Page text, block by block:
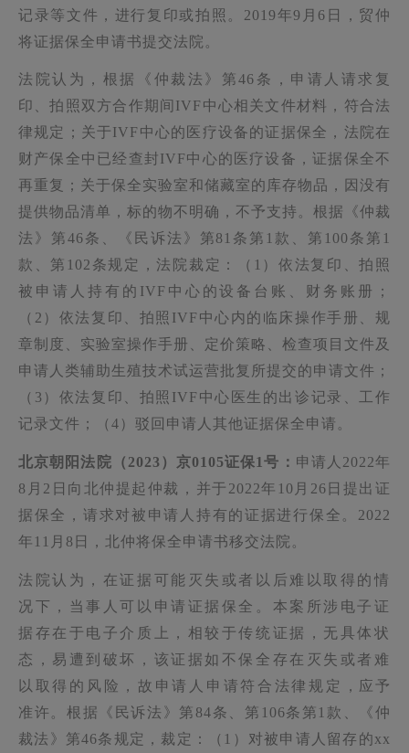
记录等文件，进行复印或拍照。 2019年9 月 6 日，贸仲
将证据保全申请书提交法院。
法院认为，根据《仲裁法》第46 条，申请人请求复
印、拍照双方合作期间 IVF 中心相关文件材料，符合法
律规定；关于IVF 中心的医疗设备的证据保全，法院在
财产保全中已经查封IVF中心的医疗设备，证据保全不
再重复；关于保全实验室和储藏室的库存物品，因没有
提供物品清单，标的物不明确，不予支持。根据《仲裁
法》第46条、《民诉法》第81 条第 1 款、第 100 条第 1
款、第 102 条规定，法院裁定：（ 1 ）依法复印、拍照
被申请人持有的 IVF 中心的设备台账、财务账册；
（ 2 ）依法复印、拍照 IVF 中心内的临床操作手册、规
章制度、实验室操作手册、定价策略、检查项目文件及
申请人类辅助生殖技术试运营批复所提交的申请文件；
（ 3 ）依法复印、拍照 IVF 中心医生的出诊记录、工作
记录文件；（ 4 ）驳回申请人其他证据保全申请。
北京朝阳法院（ 2023 ）京0105证保1号： 申请人 2022年
8 月 2 日向北仲提起仲裁，并于 2022年 10 月 26 日提出证
据保全，请求对被申请人持有的证据进行保全。 2022
年 11 月 8 日，北仲将保全申请书移交法院。
法院认为，在证据可能灭失或者以后难以取得的情
况下，当事人可以申请证据保全。本案所涉电子证
据存在于电子介质上，相较于传统证据，无具体状
态，易遭到破坏，该证据如不保全存在灭失或者难
以取得的风险，故申请人申请符合法律规定，应予
准许。根据《民诉法》第 84条、第 106条第 1 款、《仲
裁法》第46条规定，裁定：（ 1 ）对被申请人留存的xx